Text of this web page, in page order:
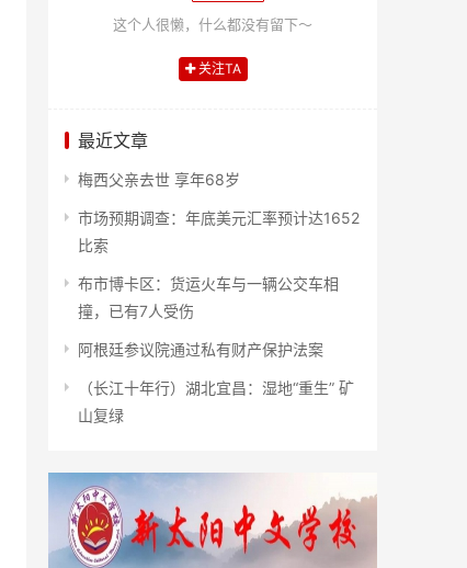
这个人很懒，什么都没有留下～
关注TA
最近文章
梅西父亲去世 享年68岁
市场预期调查：年底美元汇率预计达1652
比索
布市博卡区：货运火车与一辆公交车相
撞，已有7人受伤
阿根廷参议院通过私有财产保护法案
（长江十年行）湖北宜昌：湿地“重生” 矿
山复绿